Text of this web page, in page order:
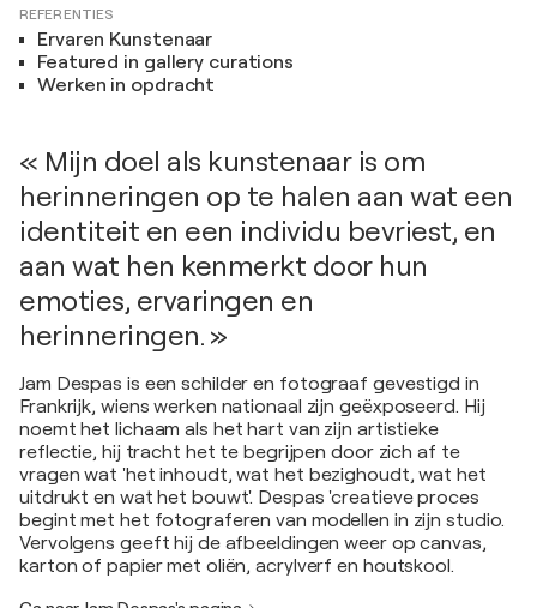
REFERENTIES
Ervaren Kunstenaar
Featured in gallery curations
Werken in opdracht
« Mijn doel als kunstenaar is om
herinneringen op te halen aan wat een
identiteit en een individu bevriest, en
aan wat hen kenmerkt door hun
emoties, ervaringen en
herinneringen. »
Jam Despas is een schilder en fotograaf gevestigd in
Frankrijk, wiens werken nationaal zijn geëxposeerd. Hij
noemt het lichaam als het hart van zijn artistieke
reflectie, hij tracht het te begrijpen door zich af te
vragen wat 'het inhoudt, wat het bezighoudt, wat het
uitdrukt en wat het bouwt'. Despas 'creatieve proces
begint met het fotograferen van modellen in zijn studio.
Vervolgens geeft hij de afbeeldingen weer op canvas,
karton of papier met oliën, acrylverf en houtskool.